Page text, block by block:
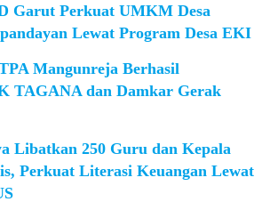
Garut Perkuat UMKM Desa
Lewat Program Desa EKI
Mangunreja Berhasil
TAGANA dan Damkar Gerak
Libatkan 250 Guru dan Kepala
Perkuat Literasi Keuangan Lewat